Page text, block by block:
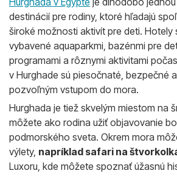
destinácií pre rodiny, ktoré hľadajú
široké možnosti aktivít pre deti. Hotely
vybavené aquaparkmi, bazénmi pre
programami a rôznymi aktivitami
v Hurghade sú piesočnaté, bezpečné
pozvoľným vstupom do mora.
Hurghada je tiež skvelým miestom na
môžete ako rodina užiť objavovanie
podmorského sveta. Okrem mora
výlety, napríklad safari na
Luxoru, kde môžete spoznať úžasnú